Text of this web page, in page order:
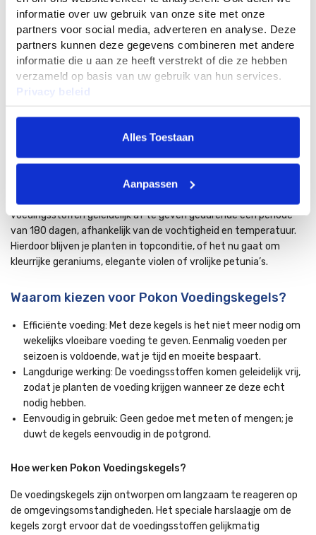
informatie over uw gebruik van onze site met onze
partners voor social media, adverteren en analyse. Deze
partners kunnen deze gegevens combineren met andere
informatie die u aan ze heeft verstrekt of die ze hebben
verzameld op basis van uw gebruik van hun services.
Privacy beleid
Alles Toestaan
Aanpassen
Details
tuinliefhebbers die hun terras- en balkonplanten optimaal willen
verzorgen zonder voortdurend aan hun voeding te moeten
voedingsstoffen geleidelijk af te geven gedurende een periode
van 180 dagen, afhankelijk van de vochtigheid en temperatuur.
Hierdoor blijven je planten in topconditie, of het nu gaat om
kleurrijke geraniums, elegante violen of vrolijke petunia’s.
Waarom kiezen voor Pokon Voedingskegels?
Efficiënte voeding: Met deze kegels is het niet meer nodig om
wekelijks vloeibare voeding te geven. Eenmalig voeden per
seizoen is voldoende, wat je tijd en moeite bespaart.
Langdurige werking: De voedingsstoffen komen geleidelijk vrij,
zodat je planten de voeding krijgen wanneer ze deze echt
nodig hebben.
Eenvoudig in gebruik: Geen gedoe met meten of mengen; je
duwt de kegels eenvoudig in de potgrond.
Hoe werken Pokon Voedingskegels?
De voedingskegels zijn ontworpen om langzaam te reageren op
de omgevingsomstandigheden. Het speciale harslaagje om de
kegels zorgt ervoor dat de voedingsstoffen gelijkmatig